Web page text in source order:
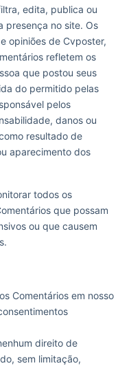
edita, publica ou
presença no site. Os
opiniões de Cvposter,
refletem os
que postou seus
do permitido pelas
pelos
danos ou
resultado de
aparecimento dos
todos os
que possam
ou que causem
Comentários em nosso
direito de
sem limitação,